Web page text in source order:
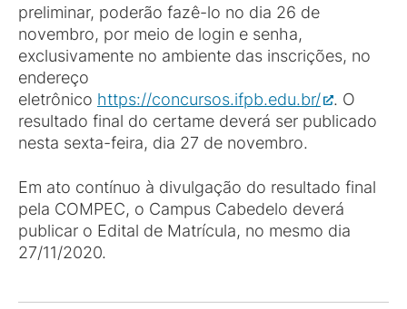
preliminar, poderão fazê-lo no dia 26 de
novembro, por meio de login e senha,
exclusivamente no ambiente das inscrições, no
endereço
eletrônico https://concursos.ifpb.edu.br/
. O
resultado final do certame deverá ser publicado
nesta sexta-feira, dia 27 de novembro.
Em ato contínuo à divulgação do resultado final
pela COMPEC, o Campus Cabedelo deverá
publicar o Edital de Matrícula, no mesmo dia
27/11/2020.